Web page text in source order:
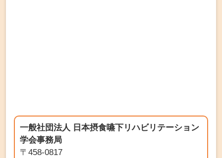
一般社団法人 日本摂食嚥下リハビリテーション
学会事務局
〒458-0817